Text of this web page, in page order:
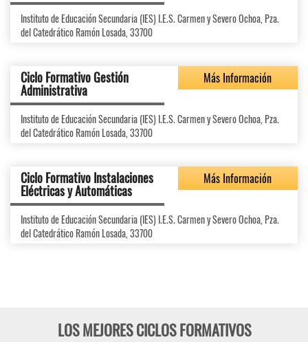
Instituto de Educación Secundaria (IES) I.E.S. Carmen y Severo Ochoa, Pza.
del Catedrático Ramón Losada, 33700
Ciclo Formativo Gestión
Administrativa
Más Información
Instituto de Educación Secundaria (IES) I.E.S. Carmen y Severo Ochoa, Pza.
del Catedrático Ramón Losada, 33700
Ciclo Formativo Instalaciones
Eléctricas y Automáticas
Más Información
Instituto de Educación Secundaria (IES) I.E.S. Carmen y Severo Ochoa, Pza.
del Catedrático Ramón Losada, 33700
LOS MEJORES CICLOS FORMATIVOS